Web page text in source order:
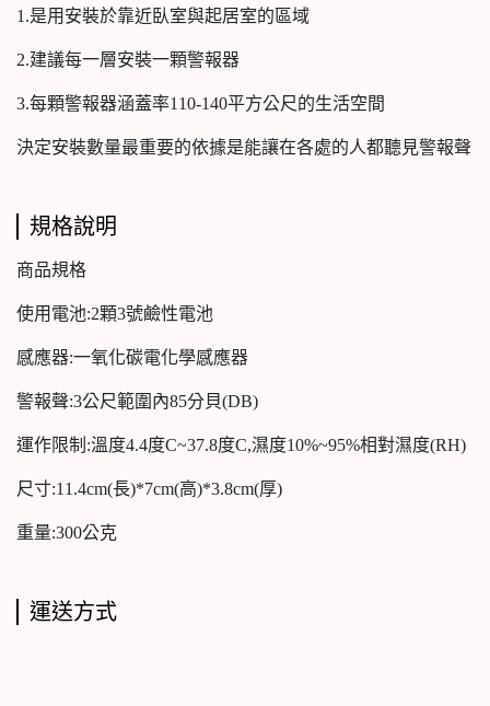
1.是用安裝於靠近臥室與起居室的區域
2.建議每一層安裝一顆警報器
3.每顆警報器涵蓋率110-140平方公尺的生活空間
決定安裝數量最重要的依據是能讓在各處的人都聽見警報聲
規格說明
商品規格
使用電池:2顆3號鹼性電池
感應器:一氧化碳電化學感應器
警報聲:3公尺範圍內85分貝(DB)
運作限制:溫度4.4度C~37.8度C,濕度10%~95%相對濕度(RH)
尺寸:11.4cm(長)*7cm(高)*3.8cm(厚)
重量:300公克
運送方式